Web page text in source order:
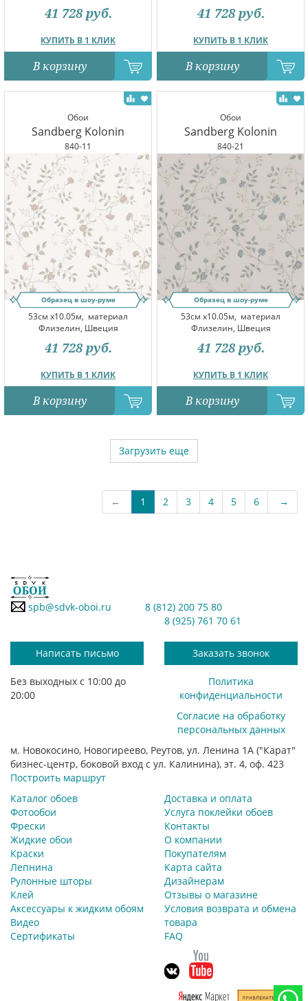
КУПИТЬ В 1 КЛИК
41 728 руб.
В корзину
КУПИТЬ В 1 КЛИК
41 728 руб.
В корзину
Обои
Sandberg Kolonin
840-11
Образец в шоу-руме
53см x10.05м, материал
Флизелин, Швеция
КУПИТЬ В 1 КЛИК
41 728 руб.
В корзину
Обои
Sandberg Kolonin
840-21
Образец в шоу-руме
53см x10.05м, материал
Флизелин, Швеция
КУПИТЬ В 1 КЛИК
41 728 руб.
В корзину
Загрузить еще
← 1 2 3 4 5 6 →
spb@sdvk-oboi.ru
8 (812) 200 75 80
8 (925) 761 70 61
Написать письмо Заказать звонок
Без выходных с 10:00 до
20:00
Политика
конфиденциальности
Согласие на обработку
персональных данных
м. Новокосино, Новогиреево, Реутов, ул. Ленина 1А ("Карат"
бизнес-центр, боковой вход с ул. Калинина), эт. 4, оф. 423
Построить маршрут
Каталог обоев
Фотообои
Фрески
Жидкие обои
Краски
Лепнина
Рулонные шторы
Клей
Аксессуары к жидким обоям
Видео
Сертификаты
Доставка и оплата
Услуга поклейки обоев
Контакты
О компании
Покупателям
Карта сайта
Дизайнерам
Отзывы о магазине
Условия возврата и обмена
товара
FAQ